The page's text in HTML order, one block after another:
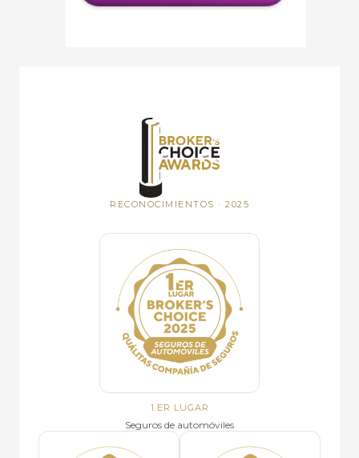
RECONOCIMIENTOS · 2025
1.ER LUGAR
Seguros de automóviles